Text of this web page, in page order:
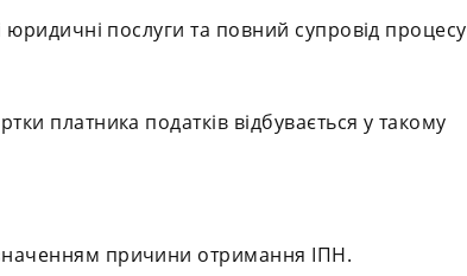
послуги та повний супровід процесу
платника податків відбувається у такому
причини отримання ІПН.